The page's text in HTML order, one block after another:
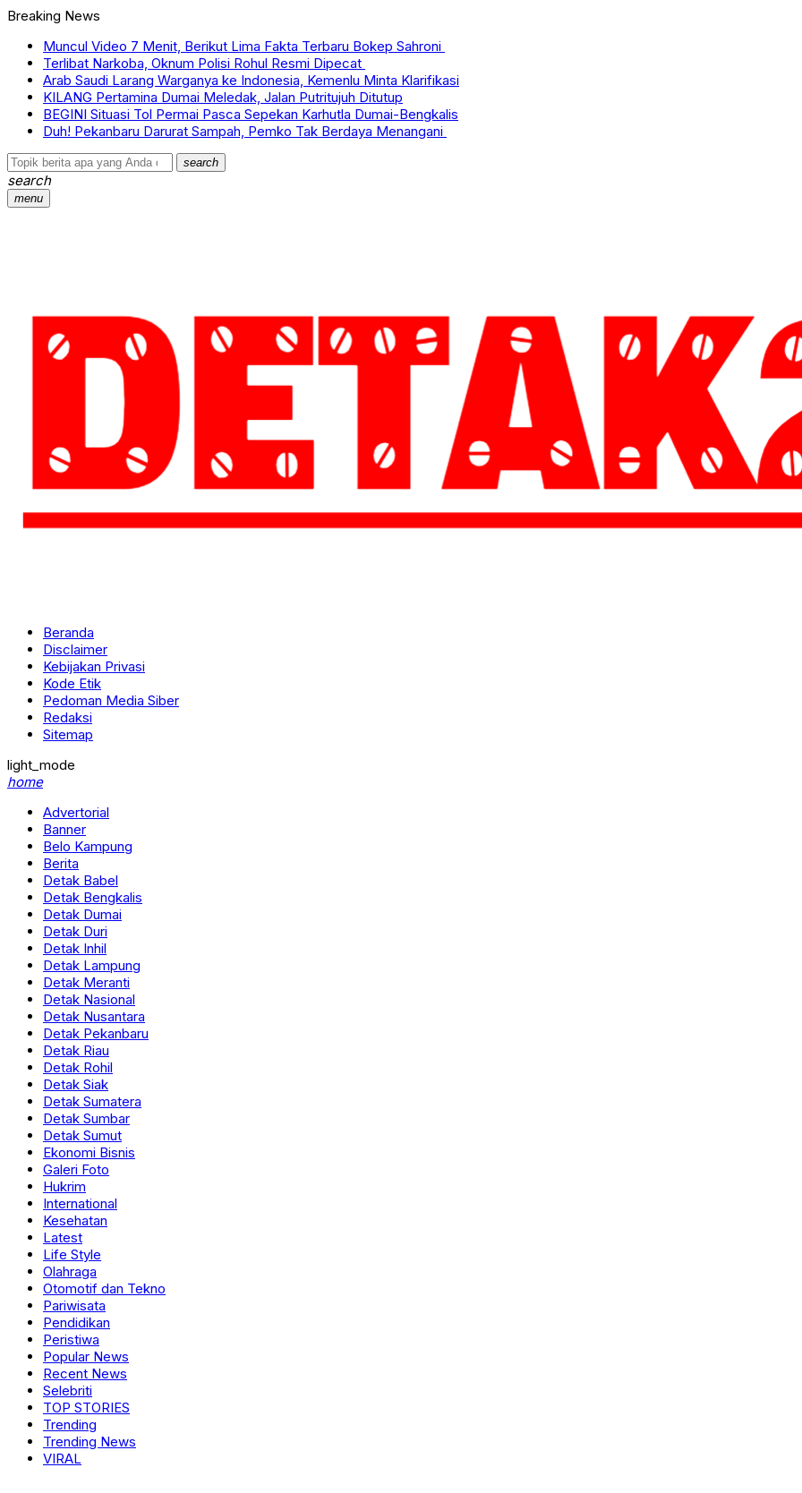
Breaking News
Muncul Video 7 Menit, Berikut Lima Fakta Terbaru Bokep Sahroni
Terlibat Narkoba, Oknum Polisi Rohul Resmi Dipecat
Arab Saudi Larang Warganya ke Indonesia, Kemenlu Minta Klarifikasi
KILANG Pertamina Dumai Meledak, Jalan Putritujuh Ditutup
BEGINI Situasi Tol Permai Pasca Sepekan Karhutla Dumai-Bengkalis
Duh! Pekanbaru Darurat Sampah, Pemko Tak Berdaya Menangani
search
search
menu
Beranda
Disclaimer
Kebijakan Privasi
Kode Etik
Pedoman Media Siber
Redaksi
Sitemap
light_mode
home
Advertorial
Banner
Belo Kampung
Berita
Detak Babel
Detak Bengkalis
Detak Dumai
Detak Duri
Detak Inhil
Detak Lampung
Detak Meranti
Detak Nasional
Detak Nusantara
Detak Pekanbaru
Detak Riau
Detak Rohil
Detak Siak
Detak Sumatera
Detak Sumbar
Detak Sumut
Ekonomi Bisnis
Galeri Foto
Hukrim
International
Kesehatan
Latest
Life Style
Olahraga
Otomotif dan Tekno
Pariwisata
Pendidikan
Peristiwa
Popular News
Recent News
Selebriti
TOP STORIES
Trending
Trending News
VIRAL